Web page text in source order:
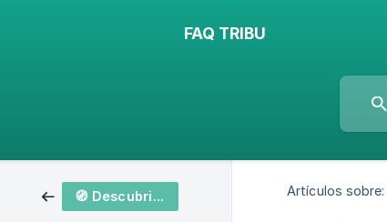
FAQ TRIBU
🧭 Descubrimiento de Tribu Artículos sobre: